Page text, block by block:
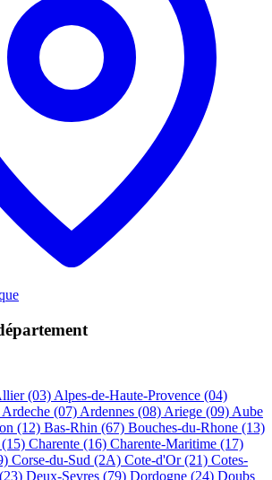
(03) Alpes-de-Haute-Provence (04)
Ardeche (07) Ardennes (08) Ariege (09) Aube
(12) Bas-Rhin (67) Bouches-du-Rhone (13)
(15) Charente (16) Charente-Maritime (17)
Corse-du-Sud (2A) Cote-d'Or(21) Cotes-
(23) Deux-Sevres (79) Dordogne (24) Doubs